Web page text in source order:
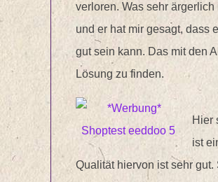
verloren. Was sehr ärgerlich
und er hat mir gesagt, dass
gut sein kann. Das mit den
Lösung zu finden.
Hier
ist
Qualität hiervon ist sehr